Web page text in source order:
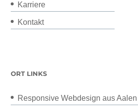
Karriere
Kontakt
ORT LINKS
Responsive Webdesign aus Aalen